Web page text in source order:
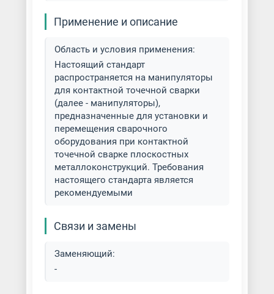
Применение и описание
Область и условия применения:
Настоящий стандарт
распространяется на манипуляторы
для контактной точечной сварки
(далее - манипуляторы),
предназначенные для установки и
перемещения сварочного
оборудования при контактной
точечной сварке плоскостных
металлоконструкций. Требования
настоящего стандарта является
рекомендуемыми
Связи и замены
Заменяющий:
-